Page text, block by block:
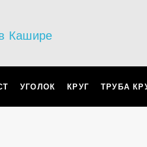
Кашире
УГОЛОК КРУГ ТРУБА